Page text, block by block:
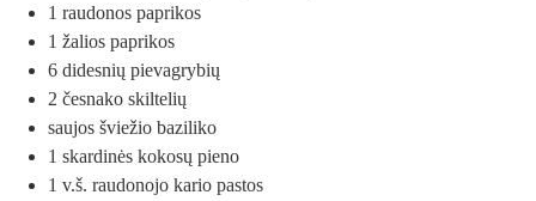
1 raudonos paprikos
1 žalios paprikos
6 didesnių pievagrybių
2 česnako skiltelių
saujos šviežio baziliko
1 skardinės kokosų pieno
1 v.š. raudonojo kario pastos